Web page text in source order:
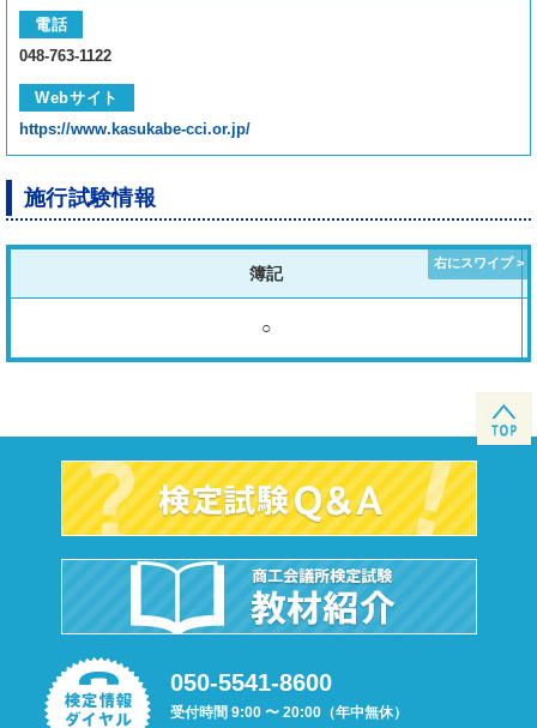
電話
048-763-1122
Webサイト
https://www.kasukabe-cci.or.jp/
施行試験情報
簿記
○
050-5541-8600
受付時間 9:00 〜 20:00（年中無休）